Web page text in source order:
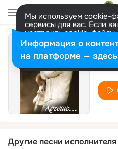
Мы используем cookie-
сервисы для вас. Если
настроить cookie-
представитель. Больше
Разрешить все
Олег
Другие песни исполнителя
Информация о
на платформе — здесь